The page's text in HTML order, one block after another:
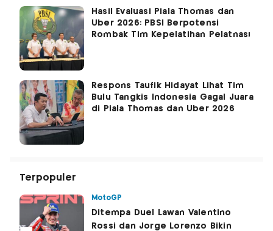
Hasil Evaluasi Piala Thomas dan
Uber 2026: PBSI Berpotensi
Rombak Tim Kepelatihan Pelatnas!
Respons Taufik Hidayat Lihat Tim
Bulu Tangkis Indonesia Gagal Juara
di Piala Thomas dan Uber 2026
Terpopuler
MotoGP
Ditempa Duel Lawan Valentino
Rossi dan Jorge Lorenzo Bikin